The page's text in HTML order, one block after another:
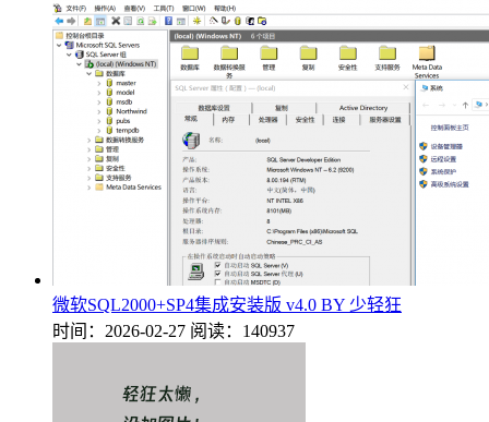
微软SQL2000+SP4集成安装版 v4.0 BY 少轻狂
时间：2026-02-27 阅读：140937